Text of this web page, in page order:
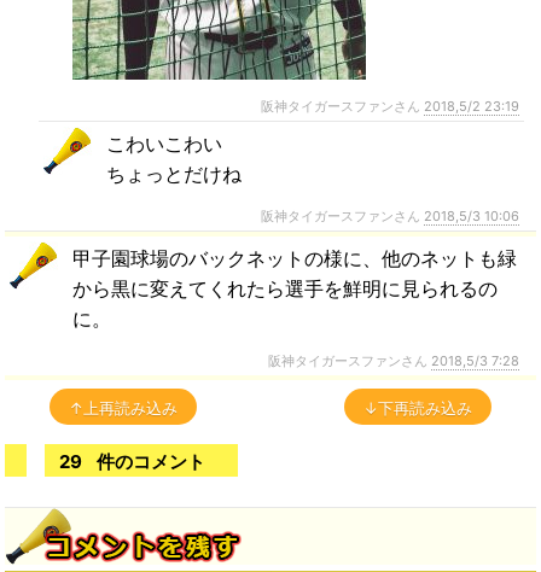
阪神タイガースファンさん 2018,5/2 23:19
こわいこわい
ちょっとだけね
阪神タイガースファンさん 2018,5/3 10:06
甲子園球場のバックネットの様に、他のネットも緑
から黒に変えてくれたら選手を鮮明に見られるの
に。
阪神タイガースファンさん 2018,5/3 7:28
↑上再読み込み ↓下再読み込み
29 件のコメント